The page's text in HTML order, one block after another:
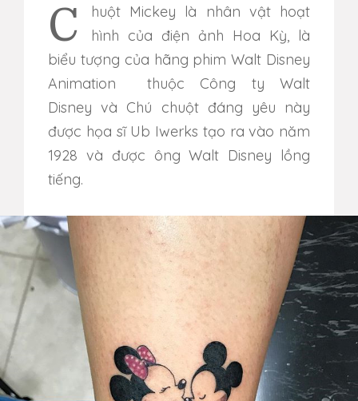
Chuột Mickey là nhân vật hoạt
hình của điện ảnh Hoa Kỳ, là
biểu tượng của hãng phim Walt Disney
Animation thuộc Công ty Walt
Disney và Chú chuột đáng yêu này
được họa sĩ Ub Iwerks tạo ra vào năm
1928 và được ông Walt Disney lồng
tiếng.